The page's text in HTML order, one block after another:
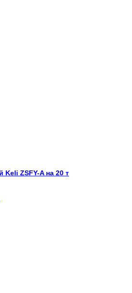
Keli ZSFY-A на 20 т